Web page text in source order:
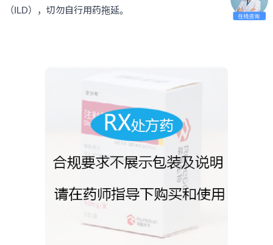
（ILD），切勿自行用药拖延。